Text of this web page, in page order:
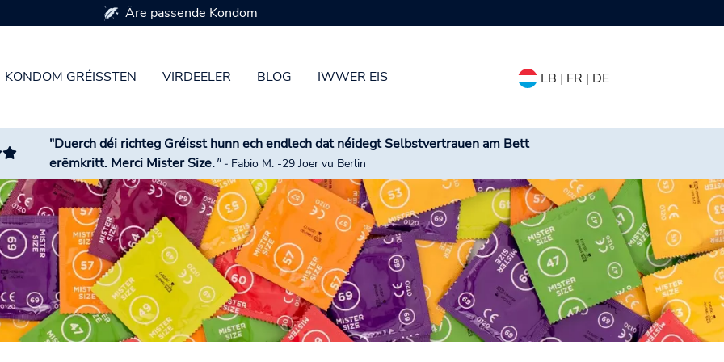
KONDOM GRÉISSTEN VIRDEELER BLOG IWWER EIS LB | FR | DE
Verfügbar a 7 Kondomgréissten
"Duerch déi richteg Gréisst hunn ech endlech dat néidegt Selbstvertrauen am Bett
erëmkritt. Merci Mister Size." -Fabio M. -29 Joer vu Berlin